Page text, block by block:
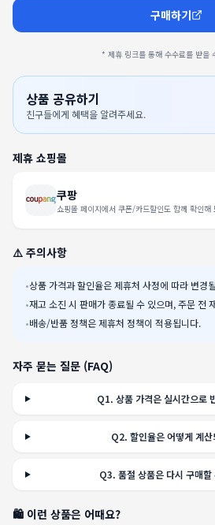
구매하기
* 제휴 링크를 통해 수수료를 받을
상품 공유하기
친구들에게 혜택을 알려주세요.
제휴 쇼핑몰
쿠팡
쇼핑몰 페이지에서 쿠폰/카드할인도 함께 확인해
⚠️ 주의사항
•상품 가격과 할인율은 제휴처 사정에 따라 변경
•재고 소진 시 판매가 종료될 수 있으며, 주문 전
•배송/반품 정책은 제휴처 정책이 적용됩니다.
자주 묻는 질문 (FAQ)
Q1.상품 가격은 실시간으로
Q2.할인율은 어떻게 계
Q3. 품절 상품은 다시 구매할
🛍️ 이런 상품은 어때요?